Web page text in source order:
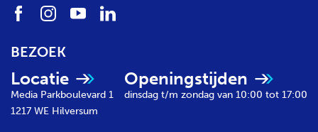
BEZOEK
Locatie
Media Parkboulevard 1
1217 WE Hilversum
Openingstijden
dinsdag t/m zondag van 10:00 tot 17:00